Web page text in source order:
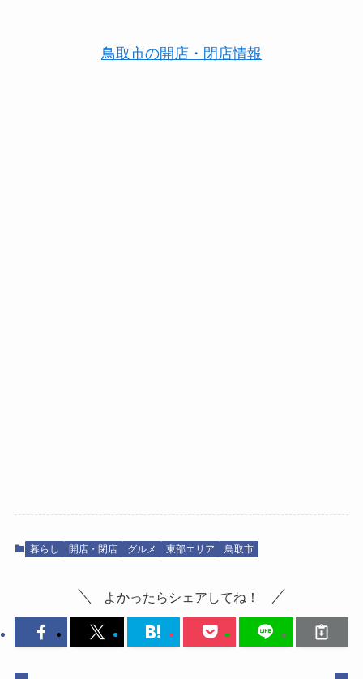
鳥取市の開店・閉店情報
暮らし 開店・閉店 グルメ 東部エリア 鳥取市
よかったらシェアしてね！